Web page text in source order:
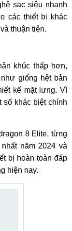
sạc siêu nhanh
các thiết bị khác
thuận tiện.
khúc thấp hơn,
giống hệt bản
kế mặt lưng. Vì
số khác biệt chính
8 Elite, từng
năm 2024 và
bị hoàn toàn đáp
hiện nay.